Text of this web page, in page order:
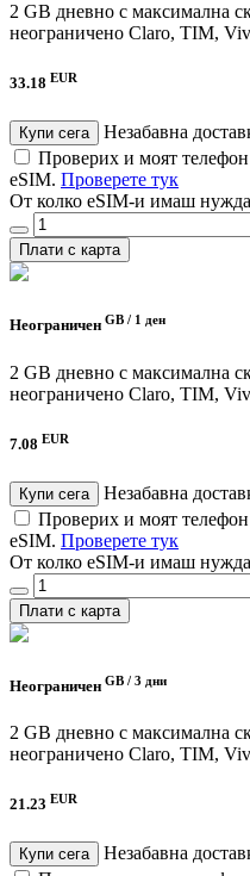
2 GB дневно с максимална
неограничено Claro, TIM,
33.18 EUR
Купи сега
Незабавна
Проверих и моят
eSIM. Проверете тук
От колко eSIM-и имаш
Плати с карта
Неограничен GB / 1 ден
2 GB дневно с максимална
неограничено Claro, TIM,
7.08 EUR
Купи сега
Незабавна
Проверих и моят
eSIM. Проверете тук
От колко eSIM-и имаш
Плати с карта
Неограничен GB / 3 дни
2 GB дневно с максимална
неограничено Claro, TIM,
21.23 EUR
Купи сега
Незабавна